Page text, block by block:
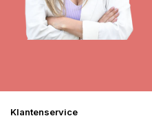
Klantenservice